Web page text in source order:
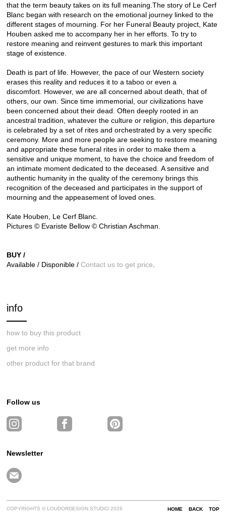
that the term beauty takes on its full meaning. The story of Le Cerf
Blanc began with research on the emotional journey linked to the
different stages of mourning.
For her Funeral Beauty project, Kate
Houben asked me to accompany her in her efforts. To try to
restore meaning and reinvent gestures to mark this important
stage of existence.
Death is part of life. However, the pace of our Western society
erases this reality and reduces it to a taboo or even a
discomfort. However, we are all concerned about death, that of
others, our own. Since time immemorial, our civilizations have
been concerned about their dead. Often deeply rooted in an
ancestral tradition, whatever the culture or religion, this departure
is celebrated by a set of rites and orchestrated by a very specific
ceremony. More and more people are seeking to restore meaning
and appropriate these funeral rites in order to make them a
sensitive and unique moment, to have the choice and freedom of
an intimate moment dedicated to the deceased. A sensitive and
authentic humanity in the quality of the ceremony brings this
recognition of the deceased and participates in the support of
mourning and the appeasement of loved ones.
Kate Houben, Le Cerf Blanc.
Pictures © Evariste Bellow © Christian Aschman.
BUY /
Available / Disponible / Contact us to get price
info
how to buy this product
get more info
other product for that brand
Follow us
Newsletter
COPYRIGHTS © LOUDORDESIGN STUDIO 2026 HOME BACK TOP